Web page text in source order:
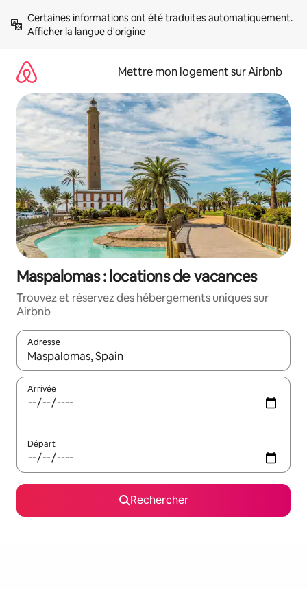
directement
Afficher la langue d'origine
Mettre mon logement sur Airbnb
Maspalomas : locations de vacances
Trouvez et réservez des hébergements uniques sur
Airbnb
Adresse
Lorsque les résultats s'affichent, utilisez les flèches vers le
Arrivée
Départ
Rechercher